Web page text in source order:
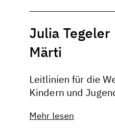
Julia Tegeler
Märti
Leitlinien für die
Kindern und
Mehr lesen